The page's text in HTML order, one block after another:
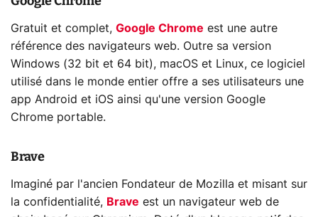
Gratuit et complet, Google Chrome est une autre
référence des navigateurs web. Outre sa version
Windows (32 bit et 64 bit), macOS et Linux, ce logiciel
utilisé dans le monde entier offre a ses utilisateurs une
app Android et iOS ainsi qu'une version Google
Chrome portable.
Brave
Imaginé par l'ancien Fondateur de Mozilla et misant sur
la confidentialité, Brave est un navigateur web de